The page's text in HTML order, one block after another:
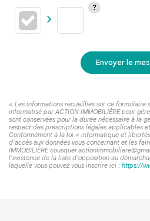
Envoyer le
« Les informations recueillies sur ce formulaire
informatisé par ACTION IMMOBILIÈRE pour
sont conservées pour la durée nécessaire à la
respect des prescriptions légales applicables
Conformément à la loi « informatique et
d'accès aux données vous concernant et les
IMMOBILIÈRE
l'existence de la liste d'opposition au
laquelle vous pouvez vous inscrire ici : https://